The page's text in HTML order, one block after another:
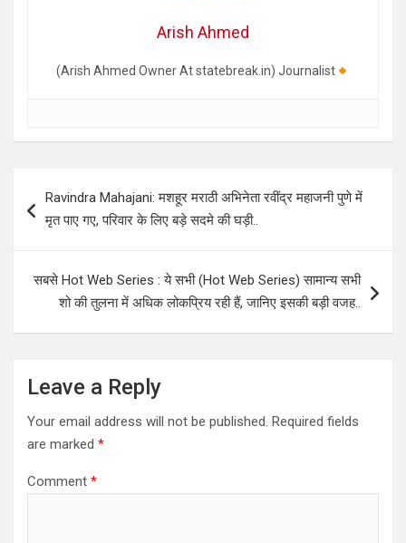
Arish Ahmed
(Arish Ahmed Owner At statebreak.in) Journalist
navigation
Ravindra Mahajani: मशहूर मराठी अभिनेता रवींद्र महाजनी पुणे में
मृत पाए गए, परिवार के लिए बड़े सदमे की घड़ी..
सबसे Hot Web Series : ये सभी (Hot Web Series) सामान्य सभी
शो की तुलना में अधिक लोकप्रिय रही हैं, जानिए इसकी बड़ी वजह..
Leave a Reply
Your email address will not be published. Required fields
are marked *
Comment *